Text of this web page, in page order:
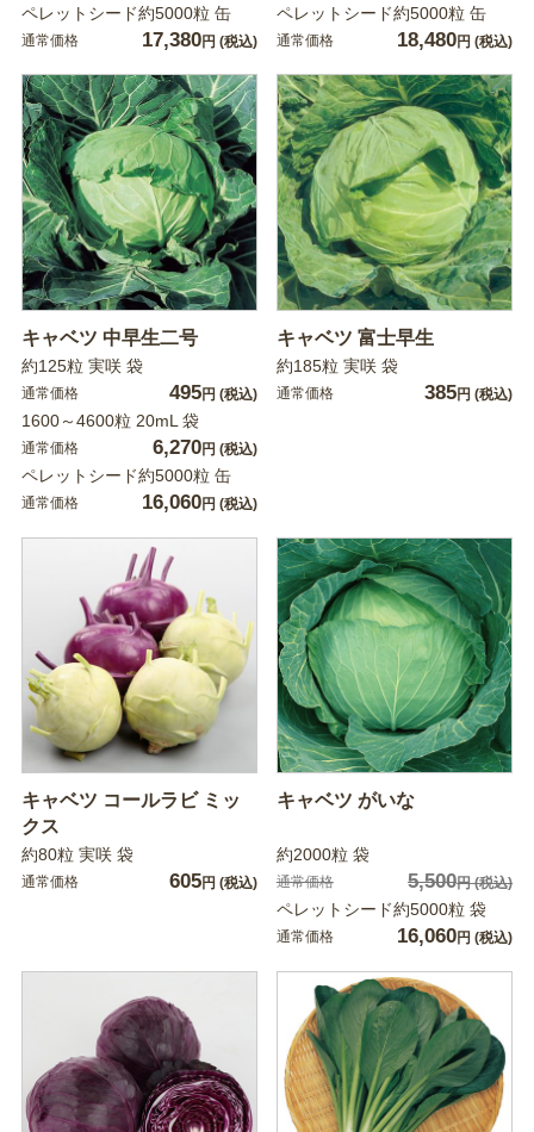
ペレットシード約5000粒 缶
通常価格 17,380円 (税込)
ペレットシード約5000粒 缶
通常価格 18,480円 (税込)
キャベツ 中早生二号
約125粒 実咲 袋
通常価格 495円 (税込)
1600～4600粒 20mL 袋
通常価格 6,270円 (税込)
ペレットシード約5000粒 缶
通常価格 16,060円 (税込)
キャベツ 富士早生
約185粒 実咲 袋
通常価格 385円 (税込)
キャベツ コールラビ ミッ
クス
約80粒 実咲 袋
通常価格 605円 (税込)
キャベツ がいな
約2000粒 袋
通常価格 5,500円(税込)
ペレットシード約5000粒 袋
通常価格 16,060円 (税込)